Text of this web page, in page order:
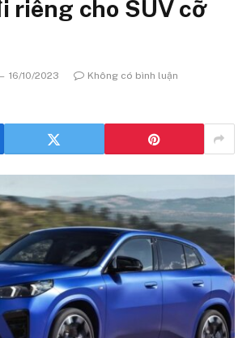
riêng cho SUV cỡ
16/10/2023
Không có bình luận